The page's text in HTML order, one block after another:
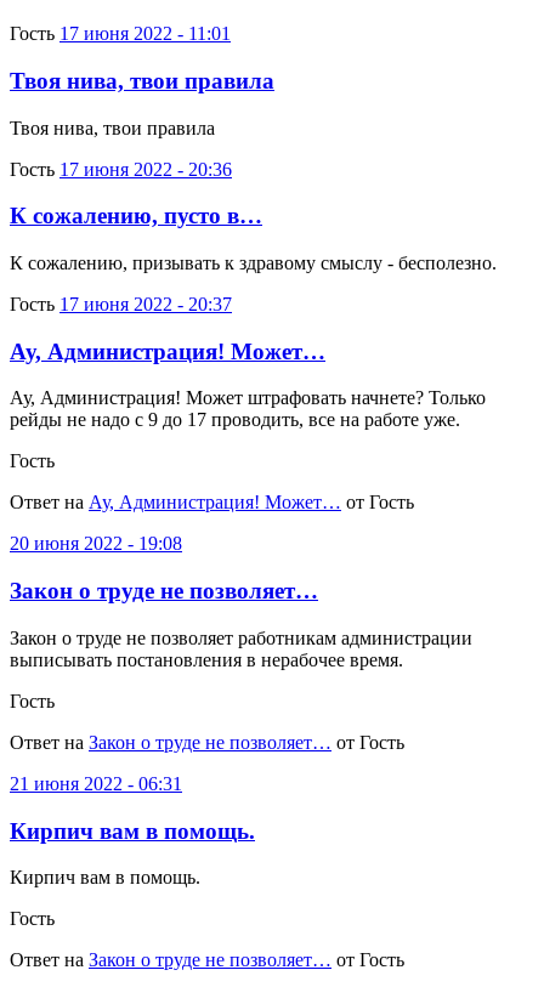
Гость 17 июня 2022 - 11:01
Твоя нива, твои правила
Твоя нива, твои правила
Гость 17 июня 2022 - 20:36
К сожалению, пусто в…
К сожалению, призывать к здравому смыслу - бесполезно.
Гость 17 июня 2022 - 20:37
Ау, Администрация! Может…
Ау, Администрация! Может штрафовать начнете? Только
рейды не надо с 9 до 17 проводить, все на работе уже.
Гость
Ответ на Ау, Администрация! Может… от Гость
20 июня 2022 - 19:08
Закон о труде не позволяет…
Закон о труде не позволяет работникам администрации
выписывать постановления в нерабочее время.
Гость
Ответ на Закон о труде не позволяет… от Гость
21 июня 2022 - 06:31
Кирпич вам в помощь.
Кирпич вам в помощь.
Гость
Ответ на Закон о труде не позволяет… от Гость